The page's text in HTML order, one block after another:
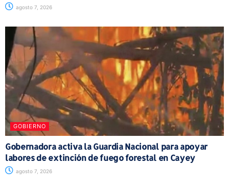
agosto 7, 2026
GOBIERNO
Gobernadora activa la Guardia Nacional para apoyar
labores de extinción de fuego forestal en Cayey
agosto 7, 2026